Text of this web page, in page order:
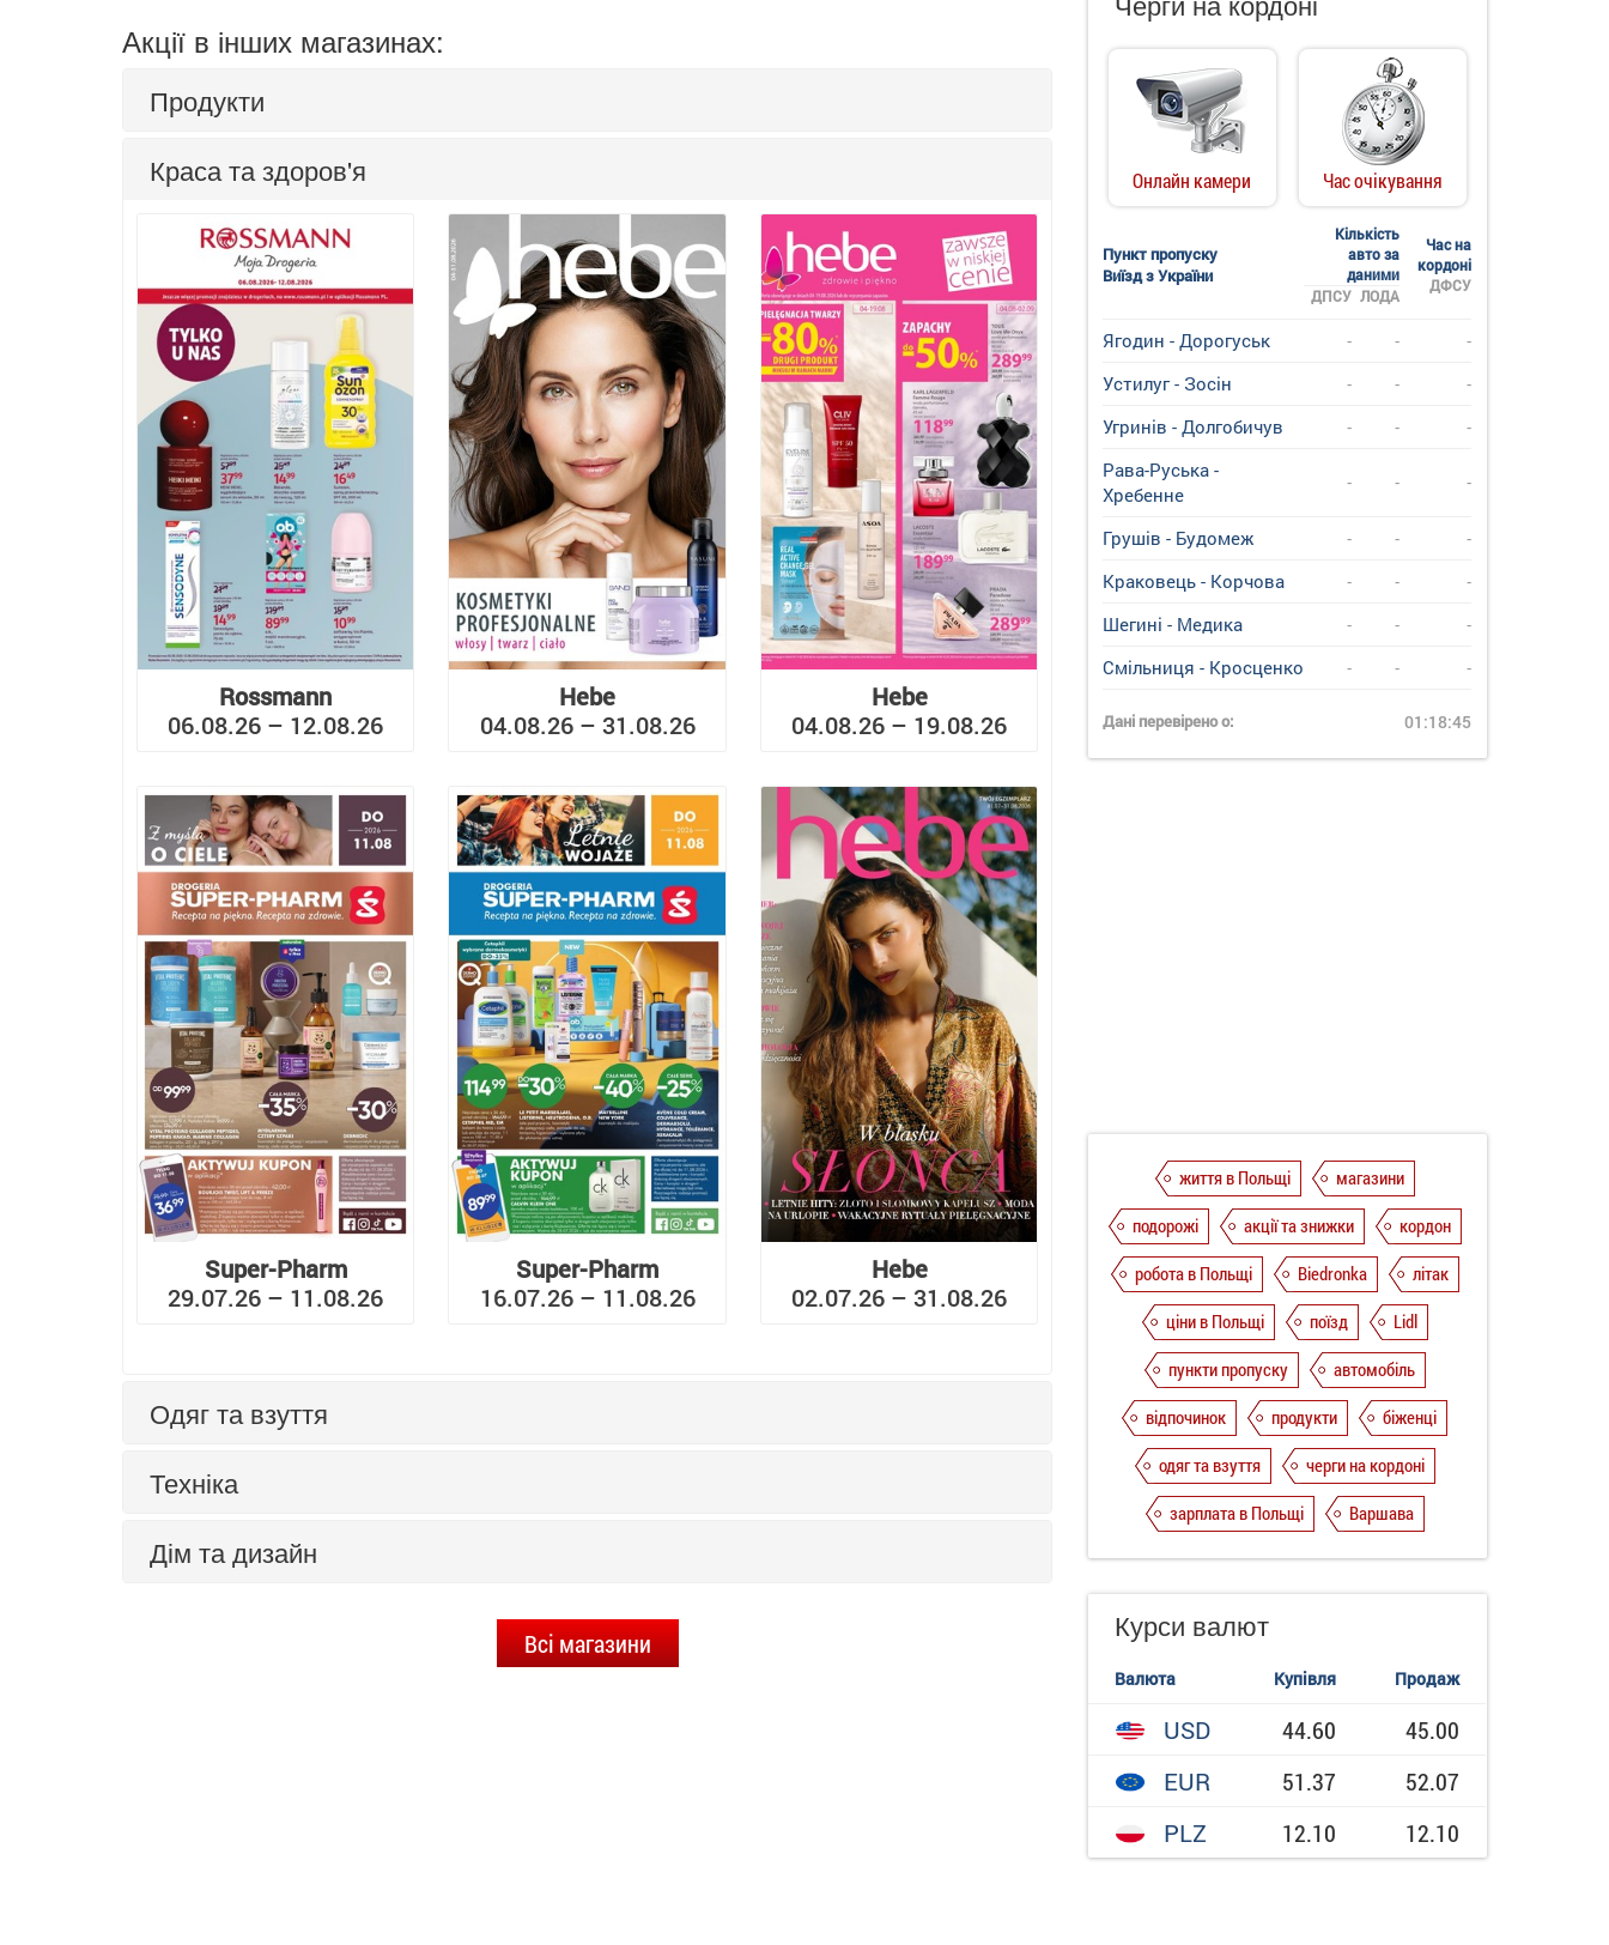
Акції в інших магазинах:
Продукти
Краса та здоров'я
Rossmann
06.08.26 – 12.08.26
Hebe
04.08.26 – 31.08.26
Hebe
04.08.26 – 19.08.26
Super-Pharm
29.07.26 – 11.08.26
Super-Pharm
16.07.26 – 11.08.26
Hebe
02.07.26 – 31.08.26
Одяг та взуття
Техніка
Дім та дизайн
Всі магазини
Онлайн камери Час очікування
Пункт пропуску
Виїзд з України
Кількість
авто за
даними
Час на
кордоні
ДФСУ
ДПСУ ЛОДА
Ягодин - Дорогуськ - -
-
Устилуг - Зосін
- -
-
Угринiв - Долгобичув
- -
-
Рава-Руська -
Хребенне
- - -
Грушів - Будомеж - -
-
Краковець - Корчова
- -
-
Шегині - Медика
- -
-
Смільниця - Кросценко
- - -
Дані перевірено о: 01:18:45
життя в Польщі
магазини
подорожі
акції та знижки
кордон
робота в Польщі
Biedronka
літак
ціни в Польщі
поїзд
Lidl
пункти пропуску
автомобіль
відпочинок
продукти
біженці
одяг та взуття
черги на кордоні
зарплата в Польщі
Варшава
Курси валют
Валюта Купівля Продаж
USD 44.60
45.00
EUR
51.37
52.07
PLZ
12.10 12.10